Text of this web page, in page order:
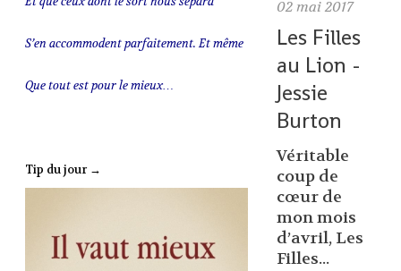
S’en accommodent parfaitement. Et même
Que tout est pour le mieux…
Tip du jour →
02 mai 2017
Les Filles
au Lion -
Jessie
Burton
Véritable
coup de
cœur de
mon mois
d’avril, Les
Filles...